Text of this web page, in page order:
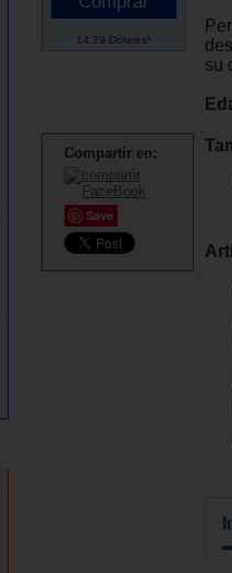
14.29 Dólares*
Compartir en:
Save
su